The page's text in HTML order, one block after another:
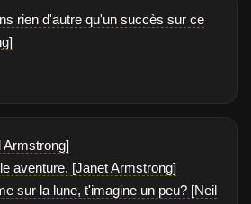
rien d'autre qu'un succès sur ce
Armstrong]
aventure. [Janet Armstrong]
sur la lune, t'imagine un peu? [Neil